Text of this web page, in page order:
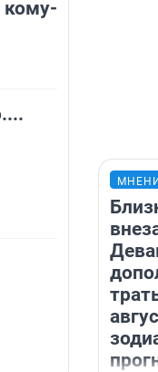
кому-